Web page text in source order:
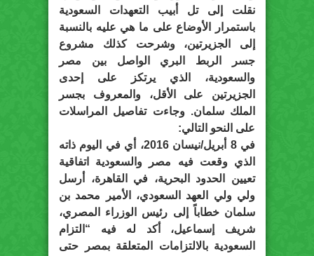
نقلت إلى تل أبيب التعهدات السعودية
باستمرار الأوضاع على ما هي عليه بالنسبة
إلى الجزيرتين، وشرحت كذلك مشروع
جسر الربط البري الواصل بين مصر
والسعودية، الذي يرتكز على إحدى
الجزيرتين على الأقل، والمعروف بجسر
الملك سلمان. وجاءت تفاصيل المراسلات
على النحو التالي:
في 8 أبريل/نيسان 2016، أي في اليوم ذاته
الذي وقعت فيه مصر والسعودية اتفاقية
تعيين الحدود البحرية، في القاهرة، أرسل
ولي ولي العهد السعودي، الأمير محمد بن
سلمان خطاباً إلى رئيس الوزراء المصري،
شريف إسماعيل، أكد له فيه “التزام
السعودية بالالتزامات المتعلقة بمصر حتى